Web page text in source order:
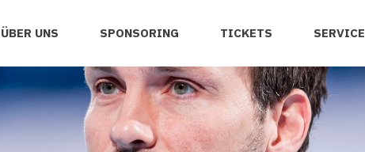
ÜBER UNS SPONSORING TICKETS SERVICE